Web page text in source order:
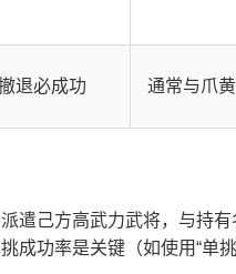
退必成功 通常与爪
遣己方高武力武将，与持
成功率是关键（如使用“单